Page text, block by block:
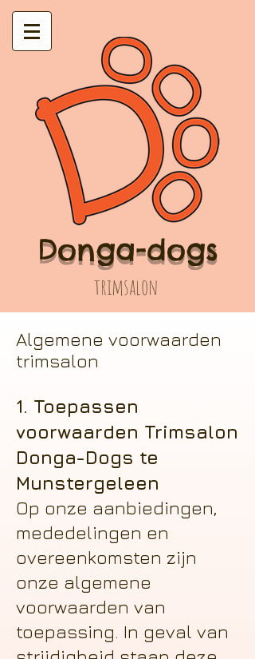
Donga-dogs
trimsalon
Algemene voorwaarden
trimsalon
1. Toepassen
voorwaarden Trimsalon
Donga-Dogs te
Munstergeleen
Op onze aanbiedingen,
mededelingen en
overeenkomsten zijn
onze algemene
voorwaarden van
toepassing. In geval van